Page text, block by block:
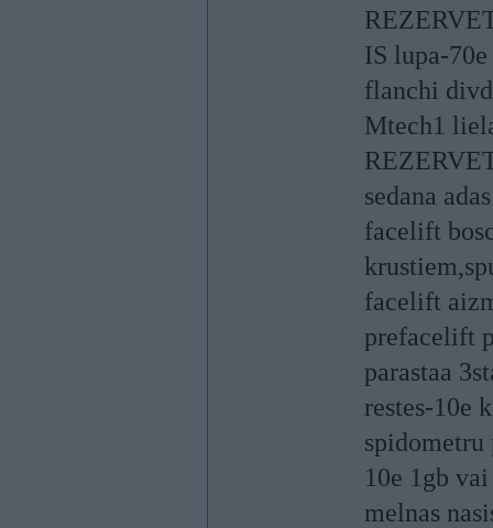
IS lupa-
flanchi
Mtech1
sedana
facelift
facelift
prefacelift
parastaa
restes-10e
10e 1gb
melnas